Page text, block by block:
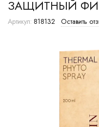
ЗАЩИТНЫЙ
Артикул: 818132 Оставить